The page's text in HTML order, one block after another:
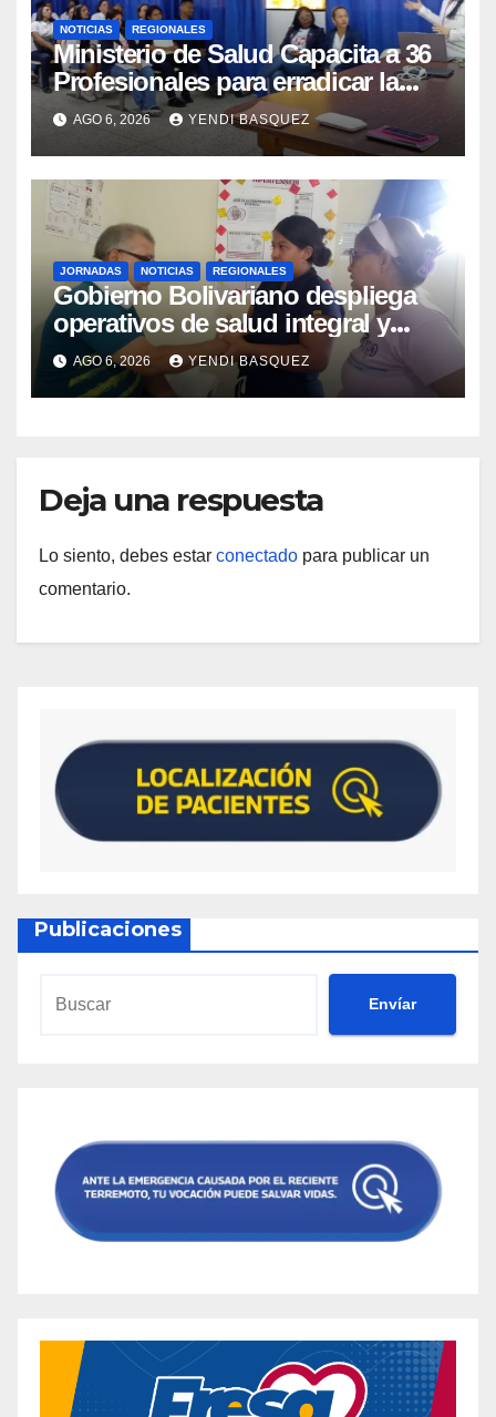
NOTICIAS REGIONALES
Ministerio de Salud Capacita a 36
Profesionales para erradicar la
Tuberculosis en Yaracuy
AGO 6, 2026 YENDI BASQUEZ
JORNADAS NOTICIAS REGIONALES
Gobierno Bolivariano despliega
operativos de salud integral y
protección social en los
municipios Sucre y Mario Briceño
Iragorry del estado Aragua
AGO 6, 2026 YENDI BASQUEZ
Deja una respuesta
Lo siento, debes estar conectado para publicar un
comentario.
Publicaciones
Envíar